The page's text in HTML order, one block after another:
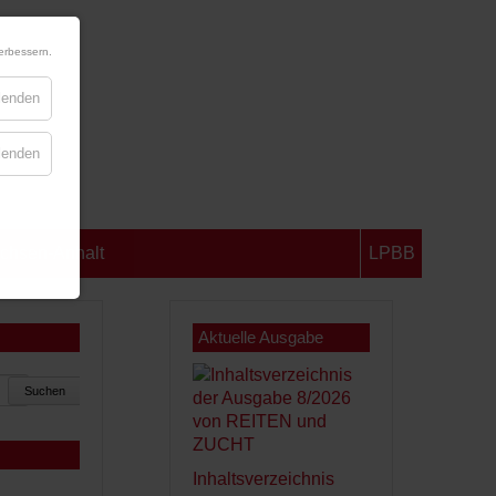
Anhalt LPBB
Suchen
Aktuelle Ausgabe
Inhaltsverzeichnis